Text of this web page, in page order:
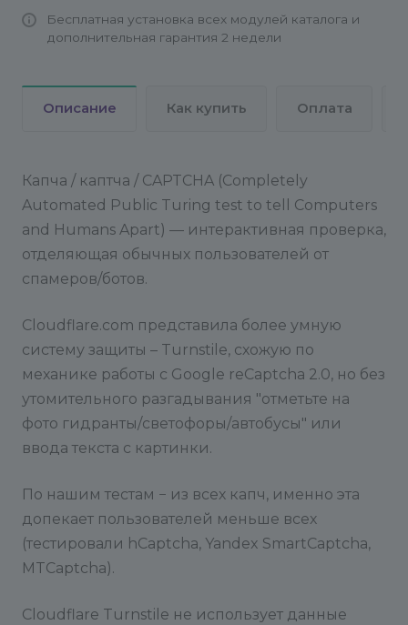
со стороны Cloudflare.
Техническая поддержка не предусмотрена, так
как модуль бесплатный и ещё в бете. О багах
Бесплатная установка всех модулей каталога и
дополнительная гарантия 2 недели
Описание Как купить Оплата
Капча / каптча / CAPTCHA (Completely
Automated Public Turing test to tell Computers
and Humans Apart) — интерактивная проверка,
отделяющая обычных пользователей от
спамеров/ботов.
Cloudflare.com представила более умную
систему защиты – Turnstile, схожую по
механике работы с Google reCaptcha 2.0, но без
утомительного разгадывания "отметьте на
фото гидранты/светофоры/автобусы" или
ввода текста с картинки.
По нашим тестам − из всех капч, именно эта
допекает пользователей меньше всех
(тестировали hCaptcha, Yandex SmartCaptcha,
MTCaptcha).
Cloudflare Turnstile не использует данные